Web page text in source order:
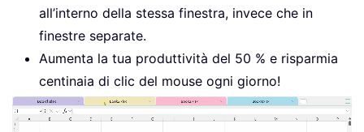
all’interno della stessa finestra, invece che in
finestre separate.
Aumenta la tua produttività del 50 % e risparmia
centinaia di clic del mouse ogni giorno!